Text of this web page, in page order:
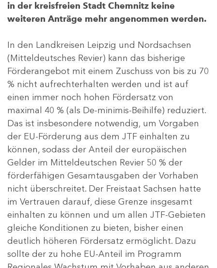
in der kreisfreien Stadt Chemnitz keine
weiteren Anträge mehr angenommen werden.
In den Landkreisen Leipzig und Nordsachsen
(Mitteldeutsches Revier) kann das bisherige
Förderangebot mit einem Zuschuss von bis zu 70
% nicht aufrechterhalten werden und ist auf
einen immer noch hohen Fördersatz von
maximal 40 % (als De-minimis-Beihilfe) reduziert.
Das ist insbesondere notwendig, um Vorgaben
der EU-Förderung aus dem JTF einhalten zu
können, sodass der Anteil der europäischen
Gelder im Mitteldeutschen Revier 50 % der
förderfähigen Gesamtausgaben der Vorhaben
nicht überschreitet. Der Freistaat Sachsen hatte
im Vertrauen darauf, diese Grenze insgesamt
einhalten zu können und um allen JTF-Gebieten
gleiche Konditionen zu bieten, bisher einen
deutlich höheren Fördersatz ermöglicht. Dazu
sollte der zu hohe EU-Anteil im Programm